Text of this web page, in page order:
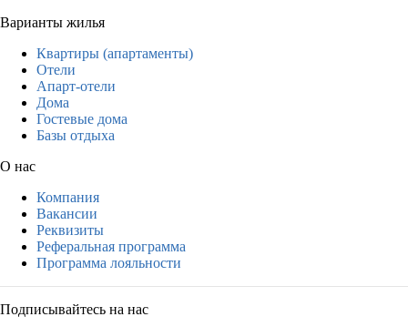
Варианты жилья
Квартиры (апартаменты)
Отели
Апарт-отели
Дома
Гостевые дома
Базы отдыха
О нас
Компания
Вакансии
Реквизиты
Реферальная программа
Программа лояльности
Подписывайтесь на нас